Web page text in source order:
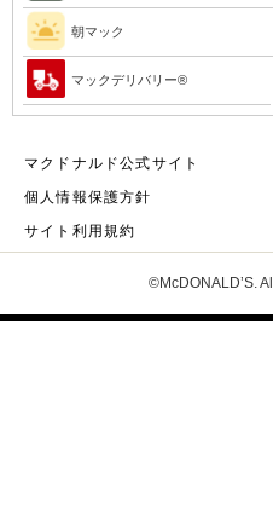
朝マック
マックデリバリー®︎
マクドナルド公式サイト
個人情報保護方針
サイト利用規約
©McDONALD’S.